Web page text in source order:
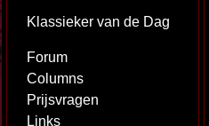
Klassieker van de Dag
Forum
Columns
Prijsvragen
Links